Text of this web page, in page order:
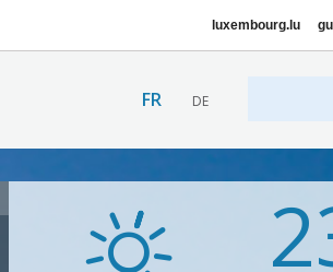
luxembourg.lu
FR DE